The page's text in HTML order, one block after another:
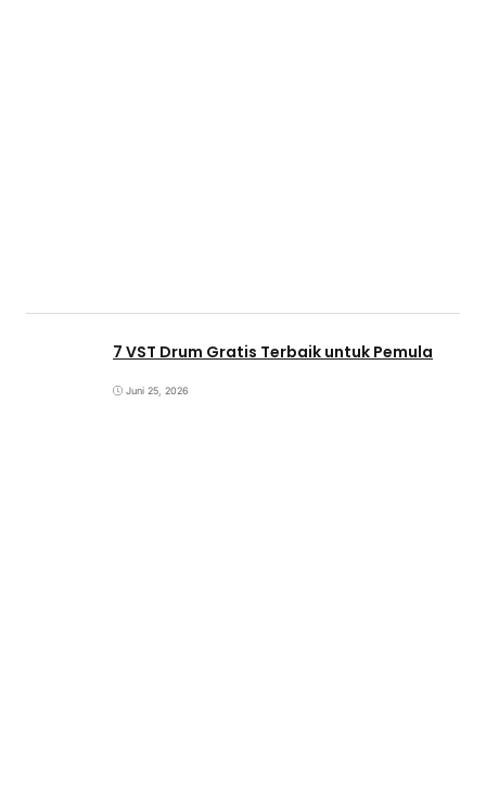
7 VST Drum Gratis Terbaik untuk Pemula
Juni 25, 2026